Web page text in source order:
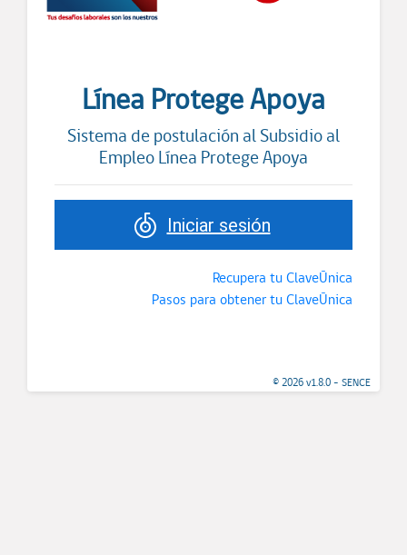
Línea Protege Apoya
Sistema de postulación al Subsidio al
Empleo Línea Protege Apoya
Iniciar sesión
Recupera tu ClaveÚnica
Pasos para obtener tu ClaveÚnica
© 2026 v1.8.0 - SENCE